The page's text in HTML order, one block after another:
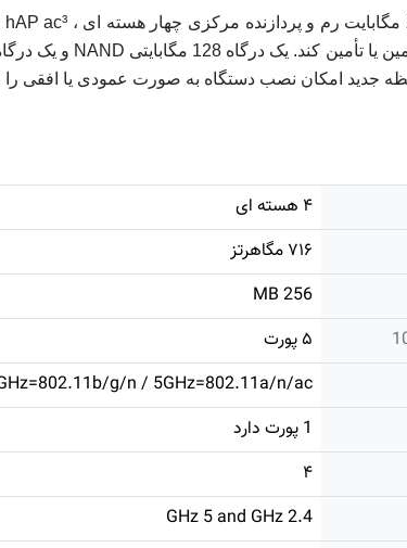
جدید امکان نصب دستگاه به صورت عمودی یا افقی
۴ هسته ای
۷۱۶ مگاهرتز
256 MB
۵ پورت
g/n / 5GHz=802.11a/n/ac
1 پورت دارد
۴
2.4 GHz 5 and GHz